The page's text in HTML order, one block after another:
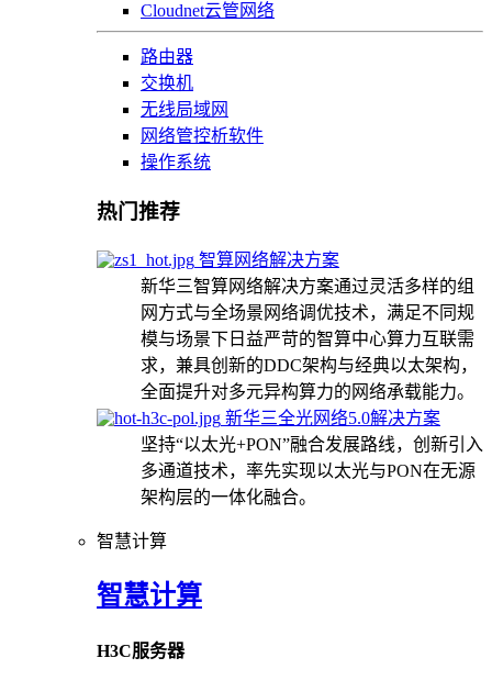
Cloudnet云管网络
路由器
交换机
无线局域网
网络管控析软件
操作系统
热门推荐
智算网络解决方案
新华三智算网络解决方案通过灵活多样的组
网方式与全场景网络调优技术，满足不同规
模与场景下日益严苛的智算中心算力互联需
求，兼具创新的DDC架构与经典以太架构，
全面提升对多元异构算力的网络承载能力。
新华三全光网络5.0解决方案
坚持“以太光+PON”融合发展路线，创新引入
多通道技术，率先实现以太光与PON在无源
架构层的一体化融合。
智慧计算
智慧计算
H3C服务器